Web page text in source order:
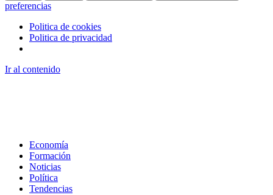
preferencias
Politica de cookies
Politica de privacidad
Ir al contenido
Economía
Formación
Noticias
Política
Tendencias